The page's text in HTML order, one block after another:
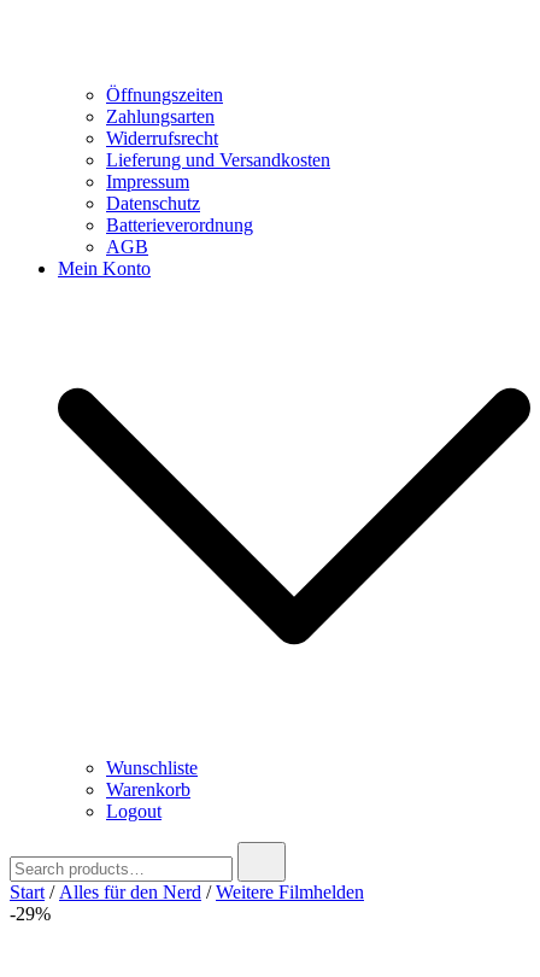
Öffnungszeiten
Zahlungsarten
Widerrufsrecht
Lieferung und Versandkosten
Impressum
Datenschutz
Batterieverordnung
AGB
Mein Konto
Wunschliste
Warenkorb
Logout
for:
Start / Alles für den Nerd /Weitere Filmhelden
-29%